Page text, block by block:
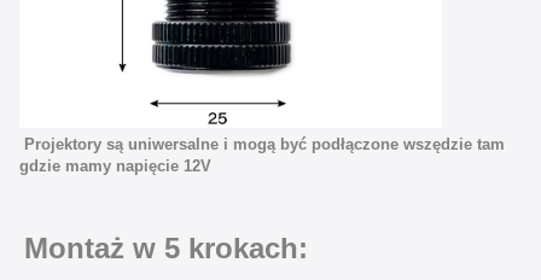
Projektory są uniwersalne i mogą być podłączone wszędzie tam
gdzie mamy napięcie 12V
Montaż w 5 krokach: